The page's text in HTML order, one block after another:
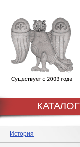
КАТАЛОГ
История